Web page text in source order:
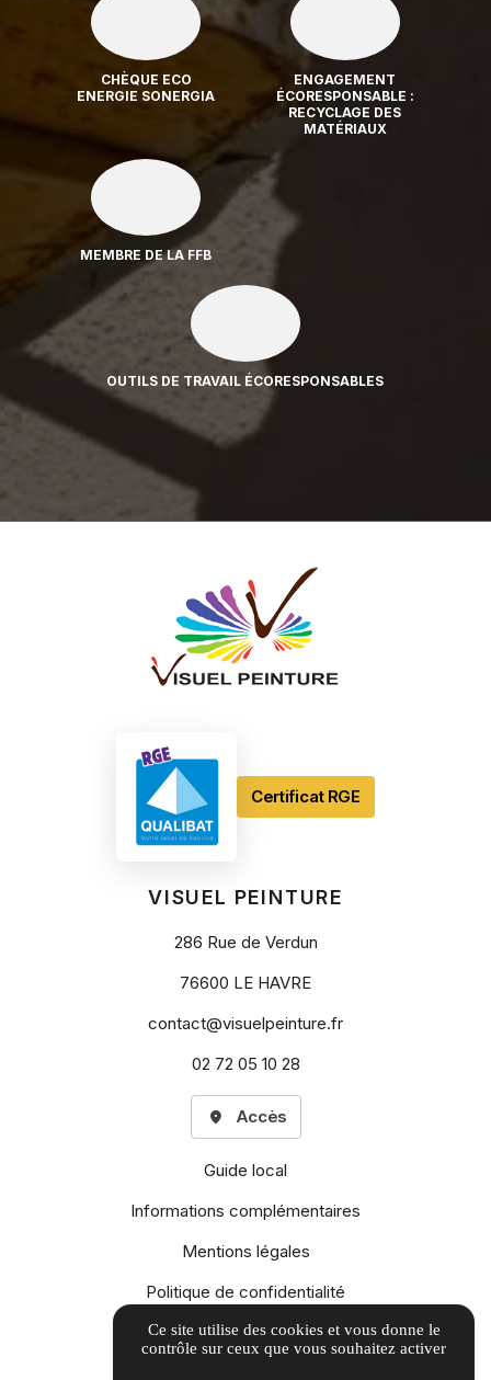
CHÈQUE ECO
ENERGIE SONERGIA
ENGAGEMENT
ÉCORESPONSABLE :
RECYCLAGE DES
MATÉRIAUX
MEMBRE DE LA FFB
OUTILS DE TRAVAIL ÉCORESPONSABLES
Certificat RGE
VISUEL PEINTURE
286 Rue de Verdun
76600 LE HAVRE
contact@visuelpeinture.fr
02 72 05 10 28
Accès
Guide local
Informations complémentaires
Mentions légales
Politique de confidentialité
Gestion des cookies
Ce site utilise des cookies et vous donne le
contrôle sur ceux que vous souhaitez activer